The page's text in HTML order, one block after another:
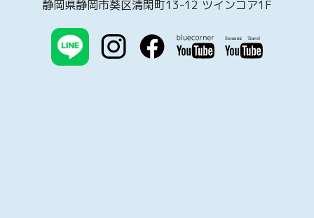
静岡県静岡市葵区清閑町13-12 ツインコア1F